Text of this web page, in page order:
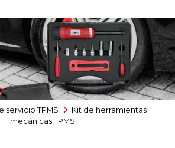
servicio TPMS
Kit de herramientas
mecánicas TPMS